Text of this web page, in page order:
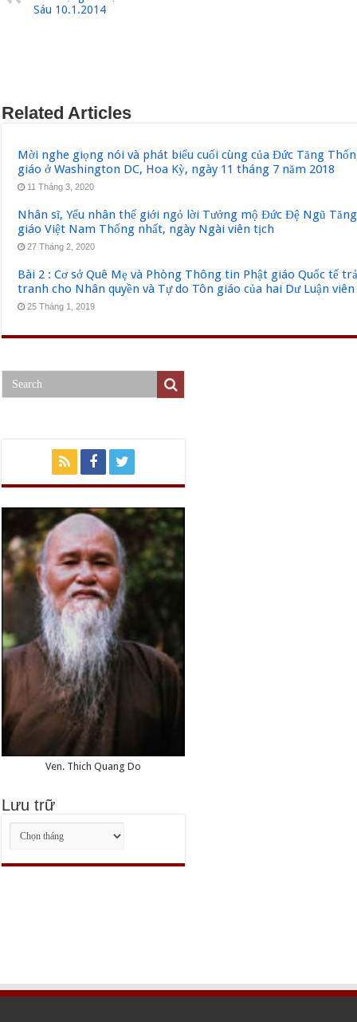
Sáu 10.1.2014
Related Articles
Mời nghe giọng nói và phát biểu cuối cùng của Đức Tăng
giáo ở Washington DC, Hoa Kỳ, ngày 11 tháng 7 năm 2018
11 Tháng 3, 2020
Nhân sĩ, Yếu nhân thế giới ngỏ lời Tưởng mộ Đức Đệ Ngũ
giáo Việt Nam Thống nhất, ngày Ngài viên tịch
27 Tháng 2, 2020
Bài 2 : Cơ sở Quê Mẹ và Phòng Thông tin Phật giáo Quốc tế
tranh cho Nhân quyền và Tự do Tôn giáo của hai Dư Luận viên
25 Tháng 1, 2019
Ven. Thich Quang Do
Lưu trữ
Lưu
trữ